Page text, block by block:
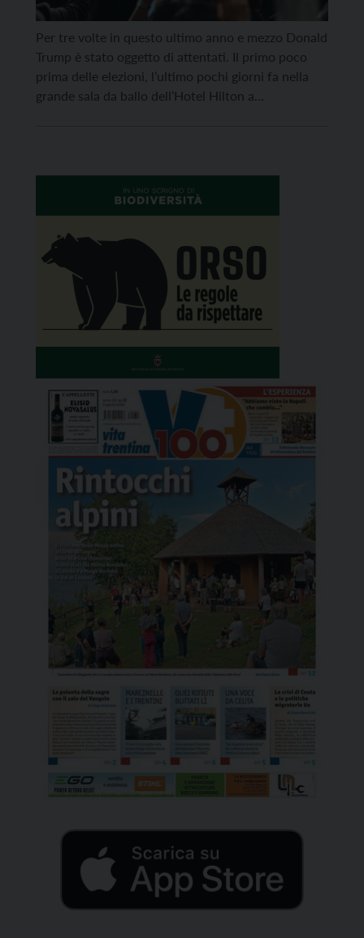
Per tre volte in questo ultimo anno e mezzo Donald
Trump è stato oggetto di attentati. Il primo poco
prima delle elezioni, l’ultimo pochi giorni fa nella
grande sala da ballo dell’Hotel Hilton a